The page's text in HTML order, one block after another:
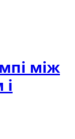
між